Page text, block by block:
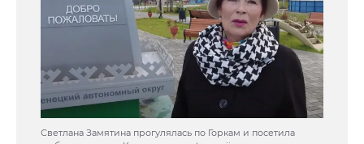
Светлана Замятина прогулялась по Горкам и посетила